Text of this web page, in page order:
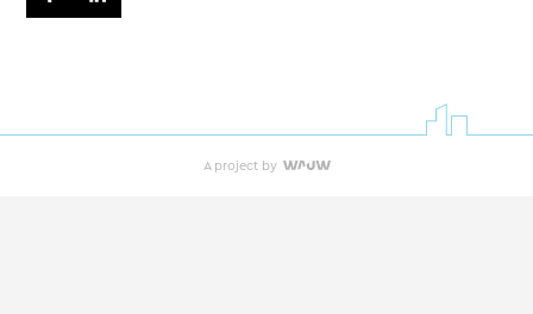
A project by